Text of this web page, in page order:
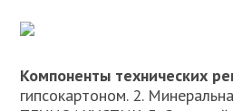
Компоненты технических
гипсокартоном. 2.